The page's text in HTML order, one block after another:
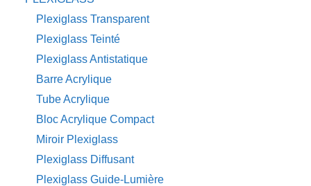
Plexiglass Transparent
Plexiglass Teinté
Plexiglass Antistatique
Barre Acrylique
Tube Acrylique
Bloc Acrylique Compact
Miroir Plexiglass
Plexiglass Diffusant
Plexiglass Guide-Lumière